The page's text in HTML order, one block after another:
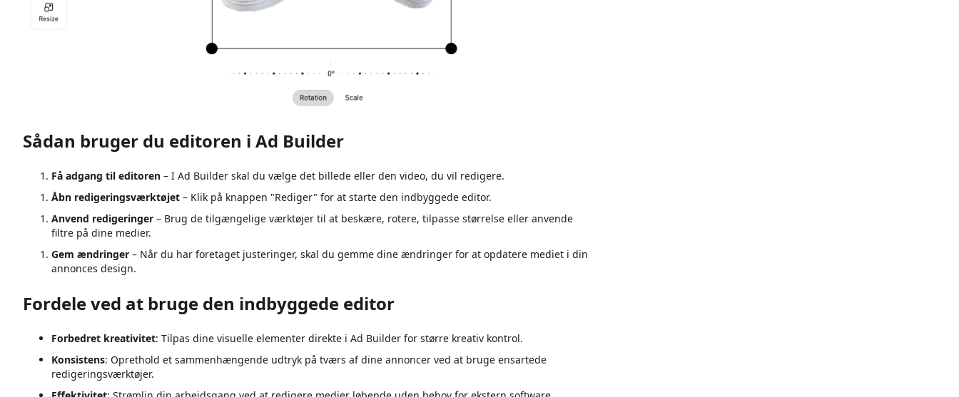
Sådan bruger du editoren i Ad Builder
Få adgang til editoren – I Ad Builder skal du vælge det billede eller den video, du vil redigere.
Åbn redigeringsværktøjet – Klik på knappen "Rediger" for at starte den indbyggede editor.
Anvend redigeringer – Brug de tilgængelige værktøjer til at beskære, rotere, tilpasse størrelse eller anvende
filtre på dine medier.
Gem ændringer – Når du har foretaget justeringer, skal du gemme dine ændringer for at opdatere mediet i din
annonces design.
Fordele ved at bruge den indbyggede editor
Forbedret kreativitet: Tilpas dine visuelle elementer direkte i Ad Builder for større kreativ kontrol.
Konsistens: Oprethold et sammenhængende udtryk på tværs af dine annoncer ved at bruge ensartede
redigeringsværktøjer.